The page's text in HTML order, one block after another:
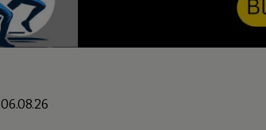
06.08.26